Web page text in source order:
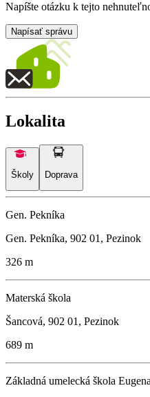
Napíšte otázku k tejto
Napísať správu
Lokalita
Školy Doprava
Gen. Pekníka
Gen. Pekníka, 902 01, Pezinok
326 m
Materská škola
Šancová, 902 01, Pezinok
689 m
Základná umelecká škola